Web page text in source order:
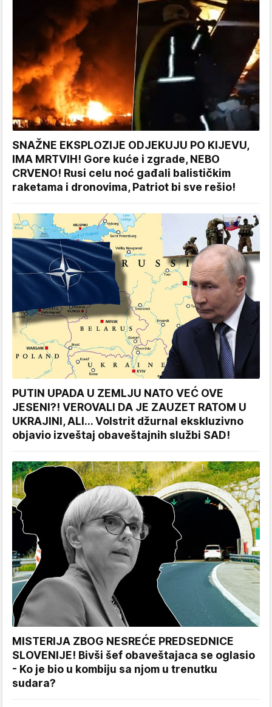
SNAŽNE EKSPLOZIJE ODJEKUJU PO KIJEVU,
IMA MRTVIH! Gore kuće i zgrade, NEBO
CRVENO! Rusi celu noć gađali balističkim
raketama i dronovima, Patriot bi sve rešio!
PUTIN UPADA U ZEMLJU NATO VEĆ OVE
JESENI?! VEROVALI DA JE ZAUZET RATOM U
UKRAJINI, ALI... Volstrit džurnal ekskluzivno
objavio izveštaj obaveštajnih službi SAD!
MISTERIJA ZBOG NESREĆE PREDSEDNICE
SLOVENIJE! Bivši šef obaveštajaca se oglasio
- Ko je bio u kombiju sa njom u trenutku
sudara?